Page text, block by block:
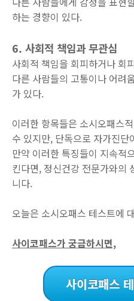
하는 경향이 있다.
6. 사회적 책임과 무관심
사회적 책임을 회피하거나 회
다른 사람들의 고통이나 어려
가 있다.
이러한 항목들은 소시오패스
수 있지만, 단독으로 자가진단
만약 이러한 특징들이 지속적
킨다면, 정신건강 전문가와의
니다.
오늘은 소시오패스 테스트에
사이코패스가 궁금하시면,
사이코패스